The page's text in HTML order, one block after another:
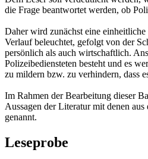
die Frage beantwortet werden, ob
Daher wird zunächst eine
Verlauf beleuchtet, gefolgt von der
persönlich als auch wirtschaftlich.
Polizeibediensteten besteht und es
zu mildern bzw. zu verhindern, dass
Im Rahmen der Bearbeitung dieser
Aussagen der Literatur mit denen
genannt.
Leseprobe